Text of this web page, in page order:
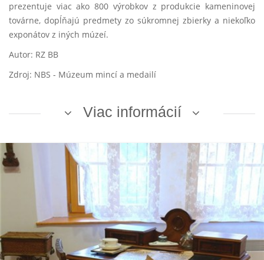
prezentuje viac ako 800 výrobkov z produkcie kameninovej
továrne, dopĺňajú predmety zo súkromnej zbierky a niekoľko
exponátov z iných múzeí.
Autor: RZ BB
Zdroj: NBS - Múzeum mincí a medailí
Viac informácií